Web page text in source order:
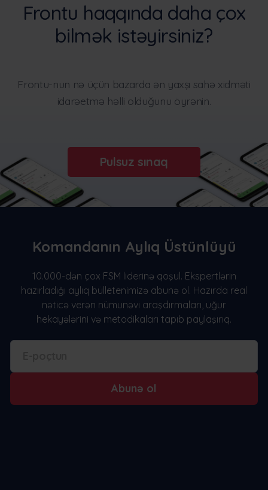
Frontu haqqında daha çox
bilmək istəyirsiniz?
Frontu-nun nə üçün bazarda ən yaxşı sahə xidməti
idarəetmə həlli olduğunu öyrənin.
Pulsuz sınaq
Komandanın Aylıq Üstünlüyü
10.000-dən çox FSM liderinə qoşul. Ekspertlərin
hazırladığı aylıq bülletenimizə abunə ol. Hazırda real
nəticə verən nümunəvi araşdırmaları, uğur
hekayələrini və metodikaları tapıb paylaşırıq.
Abunə ol